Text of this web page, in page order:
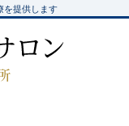
を提供します